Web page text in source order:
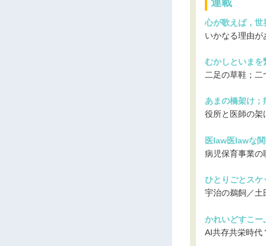
心が歌えば，
いかなる理由
むかしといまを
二足の草鞋；
あまの橋架け；
役所と医師の架
医law医lawな
病児保育事業の
ひとりごとスケ
宇治の鵜飼／土
かれいどすこー
AI共存共栄時代